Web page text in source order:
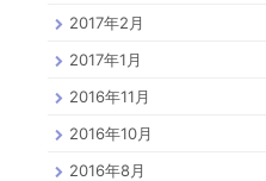
2017年2月
2017年1月
2016年11月
2016年10月
2016年8月